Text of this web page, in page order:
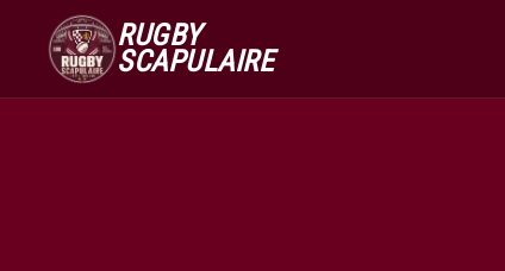
RUGBY
SCAPULAIRE